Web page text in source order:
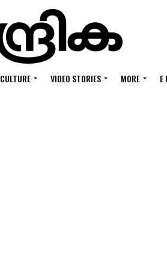
CULTURE VIDEO STORIES MORE E